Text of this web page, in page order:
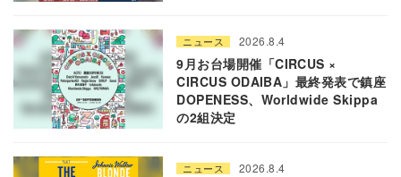
ニュース 2026.8.4
9月お台場開催「CIRCUS ×
CIRCUS ODAIBA」最終発表で鎮座
DOPENESS、Worldwide Skippa
の2組決定
ニュース 2026.8.4